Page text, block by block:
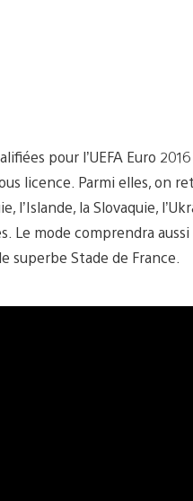
pour l’UEFA Euro
licence. Parmi elles, on
l’Islande, la Slovaquie,
Le mode comprendra
superbe Stade de France.